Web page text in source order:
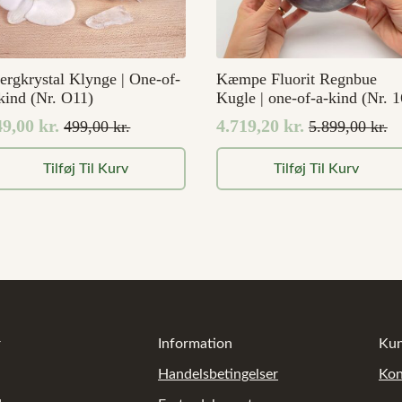
Klynge | One-of-
(Nr. O11)
499,00kr.
kr.
Tilføj Til Kurv
Kæmpe Fluorit Regnbue
Kugle | one-of-a-kind (Nr.
5.899,00kr.
Den
oprindelige
4.719,20 kr.
Den
aktuelle
Tilføj Til Kurv
Information
Handelsbetingelser